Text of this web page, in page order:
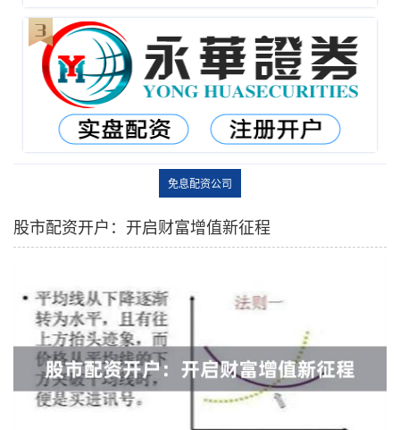
免息配资公司
股市配资开户：开启财富增值新征程